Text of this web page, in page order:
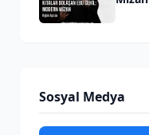
Sosyal Medya